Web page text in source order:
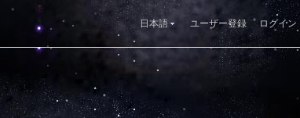
日本語 ユーザー登録 ログイン